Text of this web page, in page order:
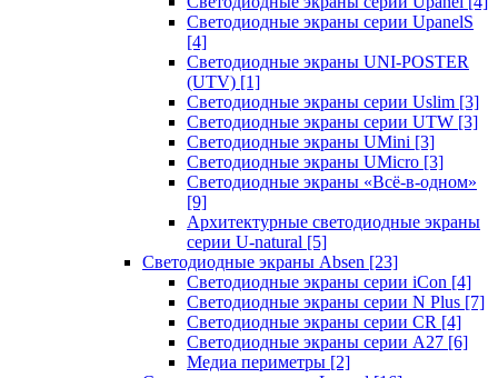
Светодиодные экраны серии UpanelS
[4]
Светодиодные экраны UNI-POSTER
(UTV) [1]
Светодиодные экраны серии Uslim [3]
Светодиодные экраны серии UTW [3]
Светодиодные экраны UMini [3]
Светодиодные экраны UMicro [3]
Светодиодные экраны «Всё-в-одном»
[9]
Архитектурные светодиодные экраны
серии U-natural [5]
Светодиодные экраны Absen [23]
Светодиодные экраны серии iCon [4]
Светодиодные экраны серии N Plus [7]
Светодиодные экраны серии CR [4]
Светодиодные экраны серии А27 [6]
Медиа периметры [2]